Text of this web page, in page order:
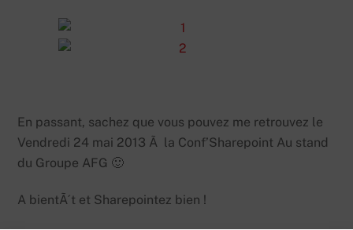
En passant, sachez que vous pouvez me retrouvez le
Vendredi 24 mai 2013 Ã la Conf’Sharepoint Au stand
du Groupe AFG 🙂
A bientÃ´t et Sharepointez bien !